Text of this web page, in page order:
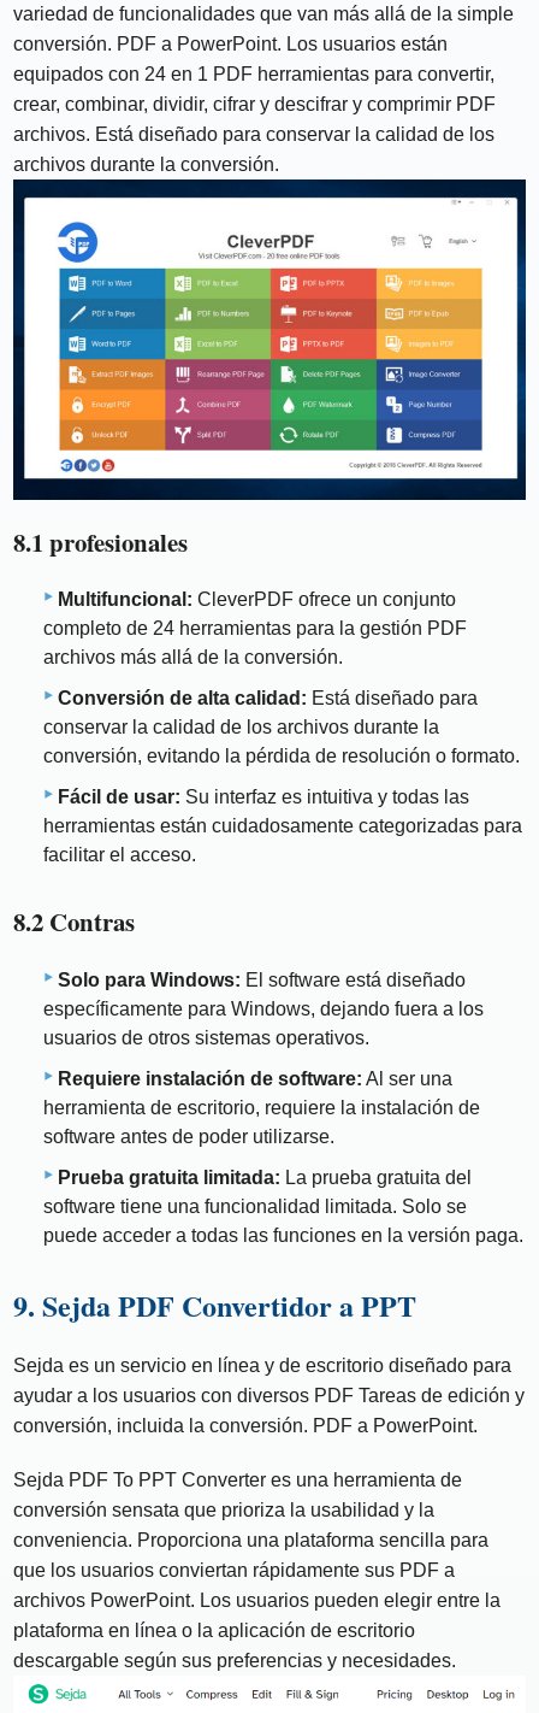
variedad de funcionalidades que van más allá de la simple
conversión. PDF a PowerPoint. Los usuarios están
equipados con 24 en 1 PDF herramientas para convertir,
crear, combinar, dividir, cifrar y descifrar y comprimir PDF
archivos. Está diseñado para conservar la calidad de los
archivos durante la conversión.
8.1 profesionales
Multifuncional: CleverPDF ofrece un conjunto
completo de 24 herramientas para la gestión PDF
archivos más allá de la conversión.
Conversión de alta calidad: Está diseñado para
conservar la calidad de los archivos durante la
conversión, evitando la pérdida de resolución o formato.
Fácil de usar: Su interfaz es intuitiva y todas las
herramientas están cuidadosamente categorizadas para
facilitar el acceso.
8.2 Contras
Solo para Windows: El software está diseñado
específicamente para Windows, dejando fuera a los
usuarios de otros sistemas operativos.
Requiere instalación de software: Al ser una
herramienta de escritorio, requiere la instalación de
software antes de poder utilizarse.
Prueba gratuita limitada: La prueba gratuita del
software tiene una funcionalidad limitada. Solo se
puede acceder a todas las funciones en la versión paga.
9. Sejda PDF Convertidor a PPT
Sejda es un servicio en línea y de escritorio diseñado para
ayudar a los usuarios con diversos PDF Tareas de edición y
conversión, incluida la conversión. PDF a PowerPoint.
Sejda PDF To PPT Converter es una herramienta de
conversión sensata que prioriza la usabilidad y la
conveniencia. Proporciona una plataforma sencilla para
que los usuarios conviertan rápidamente sus PDF a
archivos PowerPoint. Los usuarios pueden elegir entre la
plataforma en línea o la aplicación de escritorio
descargable según sus preferencias y necesidades.